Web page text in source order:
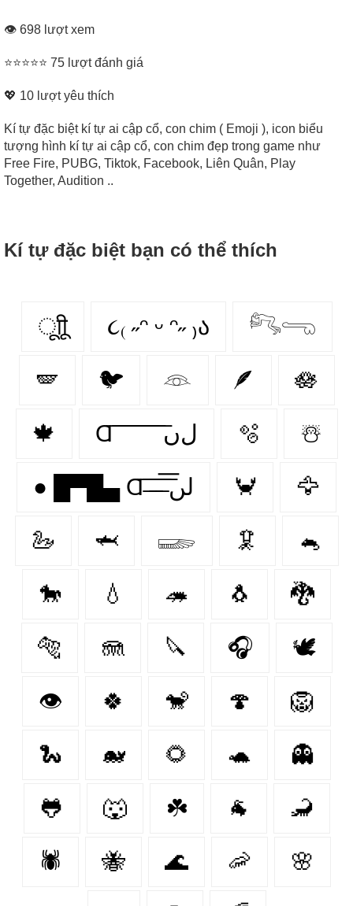
👁 698 lượt xem
⭐⭐⭐⭐⭐ 75 lượt đánh giá
💖 10 lượt yêu thích
Kí tự đặc biệt kí tự ai cập cổ, con chim ( Emoji ), icon biểu
tượng hình kí tự ai cập cổ, con chim đẹp trong game như
Free Fire, PUBG, Tiktok, Facebook, Liên Quân, Play
Together, Audition ..
Kí tự đặc biệt bạn có thể thích
ूाीू ૮₍ ˶ᵔ ᵕ ᵔ˶ ₎ა 𓀐𓂸
🪽 🐦 𓁻 🪶 🪷
🍁 Ɑ͞ ͞ ͞ ͞ ͞ ͞ ͞ ͞ لﮞ 🫧 ☃️
● █▀█▄ Ɑ͞ ̶͞ ̶͞ ̶͞ لں͞ 🦀 🦅
🦢 🦈 𓆃 🦑 🐁
🐎 💧 🦔 🐧 🐉
🐅 🪼 🔪 🎧 🕊️
👁 🍀 🐒 🍄 🦁
🐍 🐋 🌻 🐢 👻
🐸 🐺 ☘️ 🐐 🦂
🕷 🐝 🌊 🦐 🌸